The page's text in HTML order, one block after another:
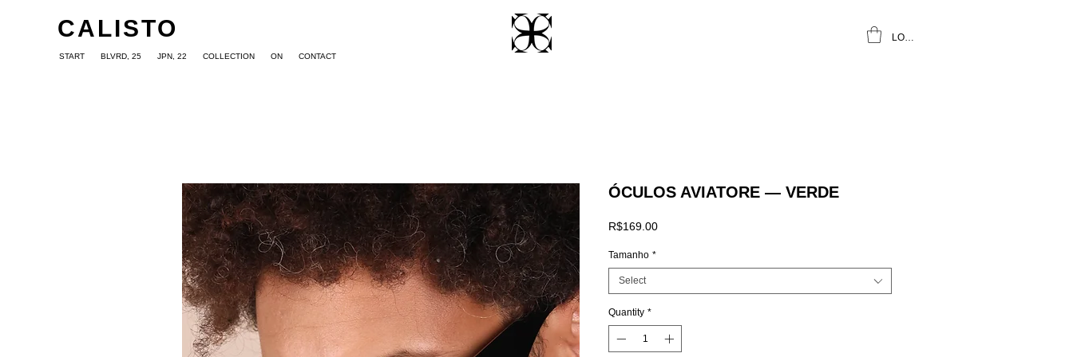
CALISTO
START BLVRD, 25 JPN, 22 COLLECTION ON CONTACT
LOGIN
ÓCULOS AVIATORE — VERDE
R$169.00Price
Tamanho *
Select
Quantity *